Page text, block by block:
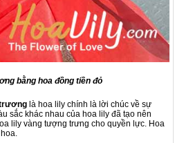
bằng hoa đồng tiền đỏ
là hoa lily chính là lời chúc về sự
sắc khác nhau của hoa lily đã tạo nên
lily vàng tượng trưng cho quyền lực. Hoa